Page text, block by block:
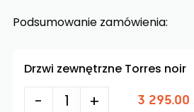
Podsumowanie zamówienia:
Drzwi zewnętrzne Torres noir
- + 3 295.00